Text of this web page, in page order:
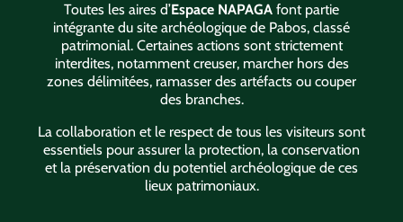
Toutes les aires d’Espace NAPAGA font partie
intégrante du site archéologique de Pabos, classé
patrimonial. Certaines actions sont strictement
interdites, notamment creuser, marcher hors des
zones délimitées, ramasser des artéfacts ou couper
des branches.
La collaboration et le respect de tous les visiteurs sont
essentiels pour assurer la protection, la conservation
et la préservation du potentiel archéologique de ces
lieux patrimoniaux.